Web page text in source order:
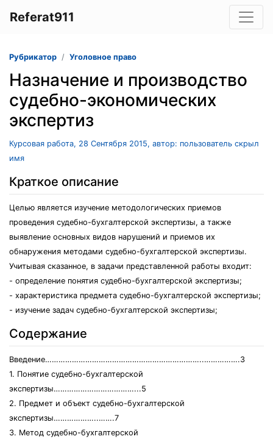
Referat911
Рубрикатор Уголовное право
Назначение и производство
судебно-экономических
экспертиз
Курсовая работа, 28 Сентября 2015, автор: пользователь скрыл
имя
Краткое описание
Целью является изучение методологических приемов
проведения судебно-бухгалтерской экспертизы, а также
выявление основных видов нарушений и приемов их
обнаружения методами судебно-бухгалтерской экспертизы.
Учитывая сказанное, в задачи представленной работы входит:
- определение понятия судебно-бухгалтерской экспертизы;
- характеристика предмета судебно-бухгалтерской экспертизы;
- изучение задач судебно-бухгалтерской экспертизы;
Содержание
Введение……………………………………………………………..…………….3
1. Понятие судебно-бухгалтерской
экспертизы………………………………...5
2. Предмет и объект судебно-бухгалтерской
экспертизы………………..…….7
3. Метод судебно-бухгалтерской